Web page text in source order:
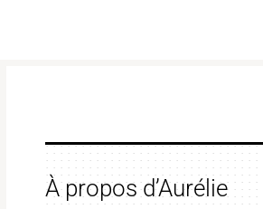
À propos d’Aurélie